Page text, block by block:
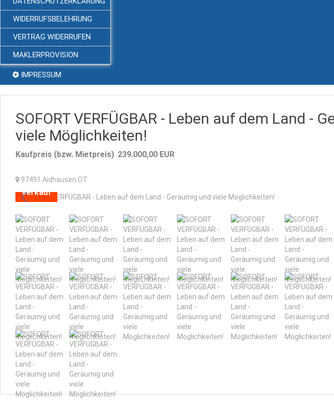
WIDERRUFSBELEHRUNG
VERTRAG WIDERRUFEN
MAKLERPROVISION
IMPRESSUM
SOFORT VERFÜGBAR - Leben auf dem Land -
viele Möglichkeiten!
Kaufpreis (bzw. Mietpreis) 239.000,00 EUR
97491 Aidhausen OT
Verkauf